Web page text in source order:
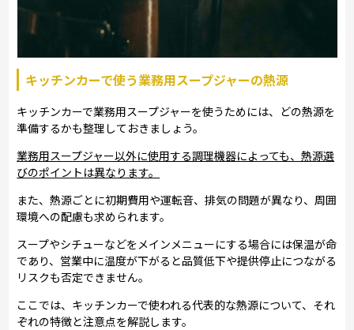
キッチンカーで使う業務用スープジャーの熱源
キッチンカーで業務用スープジャーを使うためには、どの熱源を
準備するかも整理しておきましょう。
業務用スープジャー以外に使用する調理機器によっても、熱源選
びのポイントは異なります。
また、熱源ごとに初期費用や運転音、排気の問題が異なり、周囲
環境への配慮も求められます。
スープやシチューなどをメインメニューにする場合には保温が命
であり、営業中に温度が下がると品質低下や提供停止につながる
リスクも否定できません。
ここでは、キッチンカーで使われる代表的な熱源について、それ
ぞれの特徴と注意点を解説します。